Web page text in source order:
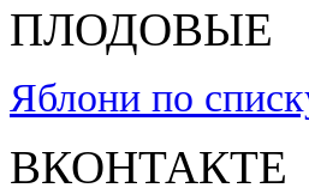
ПЛОДОВЫЕ
Яблони по
ВКОНТАКТЕ